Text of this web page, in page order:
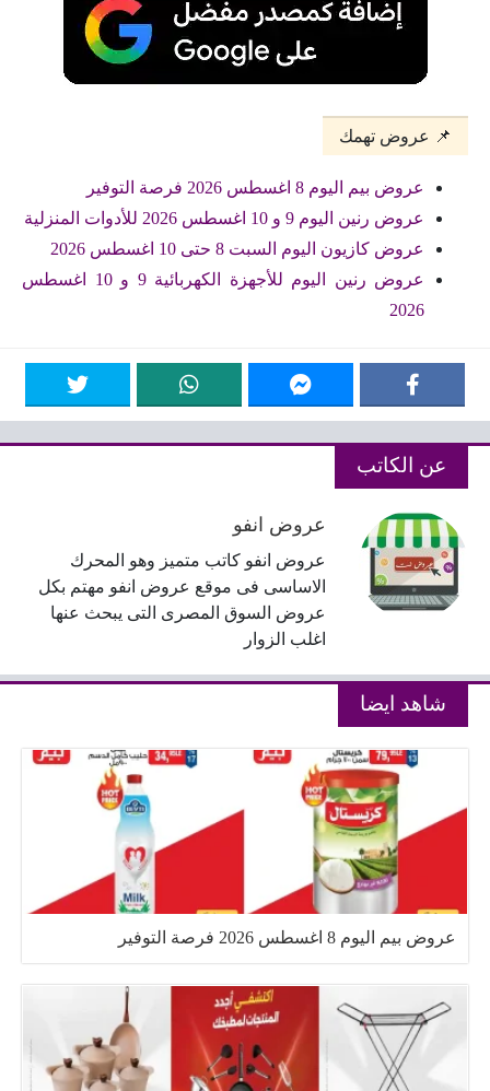
📌 عروض تهمك
عروض بيم اليوم 8 اغسطس 2026 فرصة التوفير
عروض رنين اليوم 9 و 10 اغسطس 2026 للأدوات المنزلية
عروض كازيون اليوم السبت 8 حتى 10 اغسطس 2026
عروض رنين اليوم للأجهزة الكهربائية 9 و 10 اغسطس
2026
عن الكاتب
عروض انفو
عروض انفو كاتب متميز وهو المحرك
الاساسى فى موقع عروض انفو مهتم بكل
عروض السوق المصرى التى يبحث عنها
اغلب الزوار
شاهد ايضا
عروض بيم اليوم 8 اغسطس 2026 فرصة التوفير